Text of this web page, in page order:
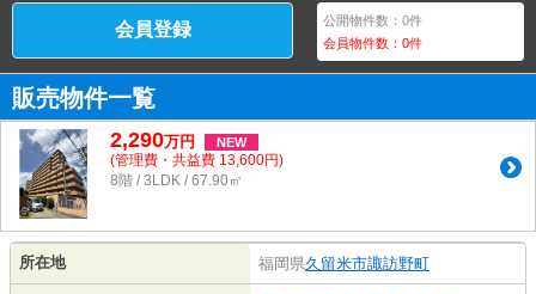
会員登録 公開物件数：0件
会員物件数：0件
販売物件一覧
2,290万円 NEW
(管理費・共益費 13,600円)
8階 / 3LDK / 67.90㎡
所在地 福岡県久留米市諏訪野町